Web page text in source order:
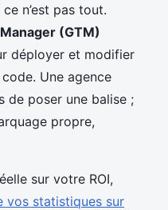
n’est pas tout.
(GTM)
déployer et modifier
Une agence
de poser une balise ;
propre,
sur votre ROI,
vos statistiques sur